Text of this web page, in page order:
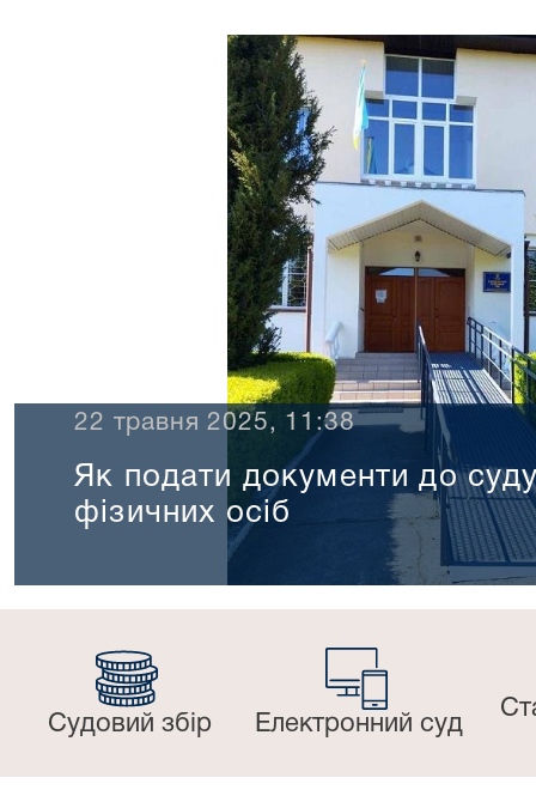
22 травня 2025, 11:38
Як подати документи до
фізичних осіб
Судовий збір Електронний суд